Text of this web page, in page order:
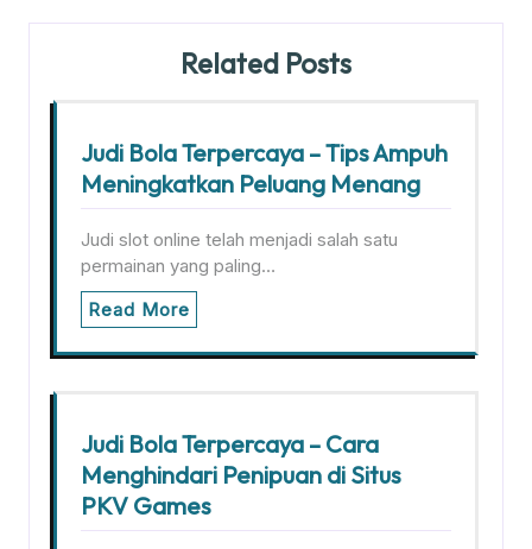
Related Posts
Judi Bola Terpercaya – Tips Ampuh
Meningkatkan Peluang Menang
Judi slot online telah menjadi salah satu
permainan yang paling…
Read More
Judi Bola Terpercaya – Cara
Menghindari Penipuan di Situs
PKV Games